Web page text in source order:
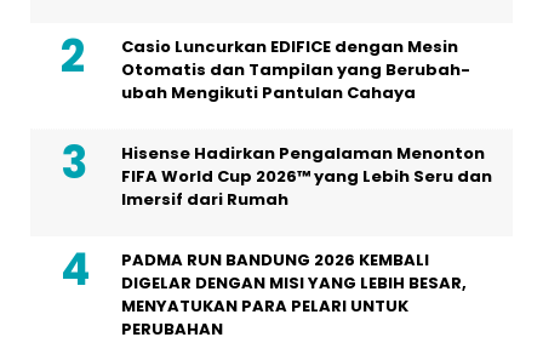
Casio Luncurkan EDIFICE dengan Mesin
Otomatis dan Tampilan yang Berubah-
ubah Mengikuti Pantulan Cahaya
Hisense Hadirkan Pengalaman Menonton
FIFA World Cup 2026™ yang Lebih Seru dan
Imersif dari Rumah
PADMA RUN BANDUNG 2026 KEMBALI
DIGELAR DENGAN MISI YANG LEBIH BESAR,
MENYATUKAN PARA PELARI UNTUK
PERUBAHAN